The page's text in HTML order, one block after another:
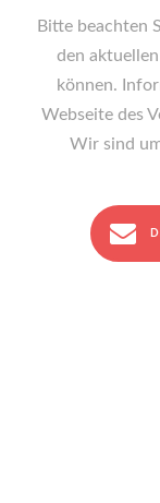
Bitte beachten
den
können.
Webseite des
Wir sind